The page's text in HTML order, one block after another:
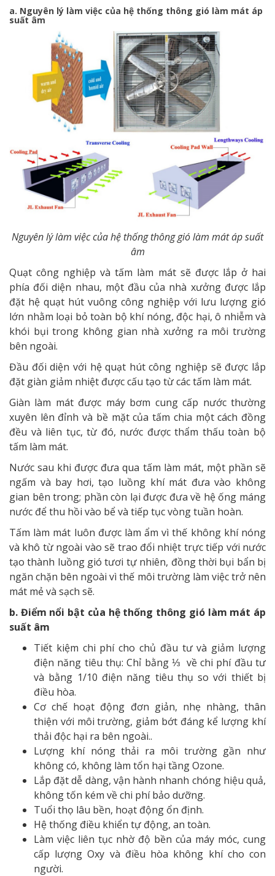
a. Nguyên lý làm việc của hệ thống thông gió làm mát áp
suất âm
Nguyên lý làm việc của hệ thống thông gió làm mát áp suất
âm
Quạt công nghiệp và tấm làm mát sẽ được lắp ở hai
phía đối diện nhau, một đầu của nhà xưởng được lắp
đặt hệ quạt hút vuông công nghiệp với lưu lượng gió
lớn nhằm loại bỏ toàn bộ khí nóng, độc hại, ô nhiễm và
khói bụi trong không gian nhà xưởng ra môi trường
bên ngoài.
Đầu đối diện với hệ quạt hút công nghiệp sẽ được lắp
đặt giàn giảm nhiệt được cấu tạo từ các tấm làm mát.
Giàn làm mát được máy bơm cung cấp nước thường
xuyên lên đỉnh và bề mặt của tấm chia một cách đồng
đều và liên tục, từ đó, nước được thẩm thấu toàn bộ
tấm làm mát.
Nước sau khi được đưa qua tấm làm mát, một phần sẽ
ngấm và bay hơi, tạo luồng khí mát đưa vào không
gian bên trong; phần còn lại được đưa về hệ ống máng
nước để thu hồi vào bể và tiếp tục vòng tuần hoàn.
Tấm làm mát luôn được làm ẩm vì thế không khí nóng
và khô từ ngoài vào sẽ trao đổi nhiệt trực tiếp với nước
tạo thành luồng gió tươi tự nhiên, đồng thời bụi bẩn bị
ngăn chặn bên ngoài vì thế môi trường làm việc trở nên
mát mẻ và sạch sẽ.
b. Điểm nổi bật của hệ thống thông gió làm mát áp
suất âm
Tiết kiệm chi phí cho chủ đầu tư và giảm lượng
điện năng tiêu thụ: Chỉ bằng ⅓ về chi phí đầu tư
và bằng 1/10 điện năng tiêu thụ so với thiết bị
điều hòa.
Cơ chế hoạt động đơn giản, nhẹ nhàng, thân
thiện với môi trường, giảm bớt đáng kể lượng khí
thải độc hại ra bên ngoài..
Lượng khí nóng thải ra môi trường gần như
không có, không làm tổn hại tầng Ozone.
Lắp đặt dễ dàng, vận hành nhanh chóng hiệu quả,
không tốn kém về chi phí bảo dưỡng.
Tuổi thọ lâu bền, hoạt động ổn định.
Hệ thống điều khiển tự động, an toàn.
Làm việc liên tục nhờ độ bền của máy móc, cung
cấp lượng Oxy và điều hòa không khí cho con
người.